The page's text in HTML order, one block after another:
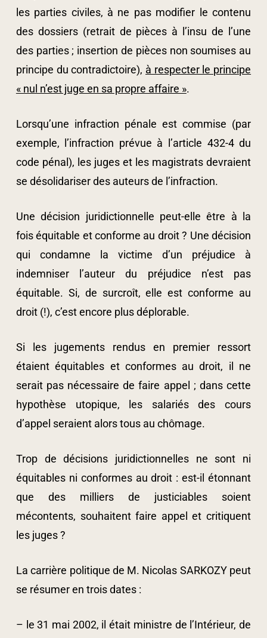
les parties civiles, à ne pas modifier le contenu
des dossiers (retrait de pièces à l’insu de l’une
des parties ; insertion de pièces non soumises au
principe du contradictoire), à respecter le principe
« nul n’est juge en sa propre affaire ».
Lorsqu’une infraction pénale est commise (par
exemple, l’infraction prévue à l’article 432-4 du
code pénal), les juges et les magistrats devraient
se désolidariser des auteurs de l’infraction.
Une décision juridictionnelle peut-elle être à la
fois équitable et conforme au droit ? Une décision
qui condamne la victime d’un préjudice à
indemniser l’auteur du préjudice n’est pas
équitable. Si, de surcroît, elle est conforme au
droit (!), c’est encore plus déplorable.
Si les jugements rendus en premier ressort
étaient équitables et conformes au droit, il ne
serait pas nécessaire de faire appel ; dans cette
hypothèse utopique, les salariés des cours
d’appel seraient alors tous au chômage.
Trop de décisions juridictionnelles ne sont ni
équitables ni conformes au droit : est-il étonnant
que des milliers de justiciables soient
mécontents, souhaitent faire appel et critiquent
les juges ?
La carrière politique de M. Nicolas SARKOZY peut
se résumer en trois dates :
– le 31 mai 2002, il était ministre de l’Intérieur, de